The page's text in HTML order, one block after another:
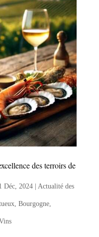
des terroirs de
Déc, 2024| Actualité des
, Bourgogne,